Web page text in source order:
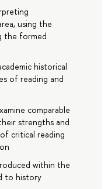
using the
the formed
historical
of reading and
comparable
strengths and
critical reading
within the
to history